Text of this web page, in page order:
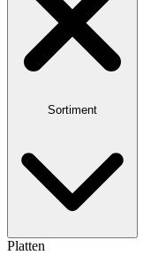
Sortiment
Platten